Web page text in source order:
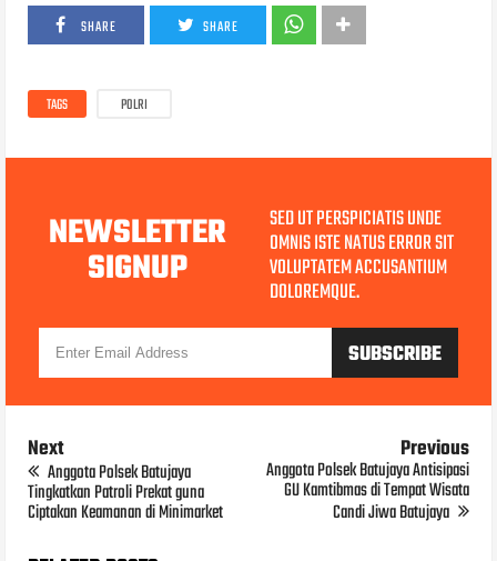
SHARE SHARE
TAGS POLRI
NEWSLETTER
SIGNUP
SED UT PERSPICIATIS UNDE
OMNIS ISTE NATUS ERROR SIT
VOLUPTATEM ACCUSANTIUM
DOLOREMQUE.
Next
Anggota Polsek Batujaya
Tingkatkan Patroli Prekat guna
Ciptakan Keamanan di Minimarket
Previous
Anggota Polsek Batujaya Antisipasi
GU Kamtibmas di Tempat Wisata
Candi Jiwa Batujaya